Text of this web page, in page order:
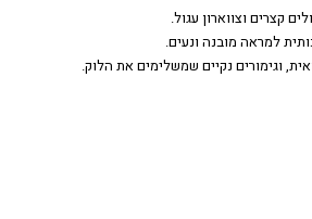
למראה מובנה ונעים.
וגימורים נקיים שמשלימים את הלוק.